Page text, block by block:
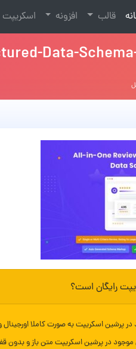
(current) قالب افزونه اسکریپت
Data-
رایگان است؟
در پرشین اسکریپت به صورت کاملا
در پرشین اسکریپت متن باز و بدون